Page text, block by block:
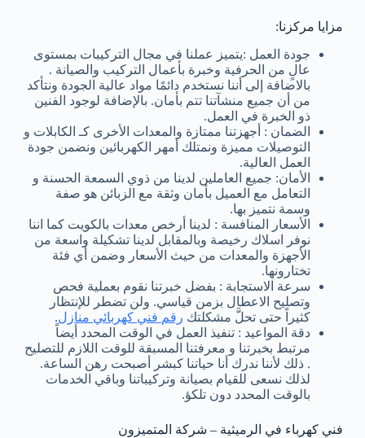
مزايا مركزنا:
جودة العمل :يتميز عملنا في مجال التركيبات بمستوى
عالٍ من الحرفية وخبرة بأعمال التركيب والصيانة .
بالاضافة إلى أننا نستخدم دائمًا مواد عالية الجودة ونتأكد
من أن جميع منشآتنا تتم بأمان. بالإضافة لوجود الفنين
ذو الخبرة في العمل.
الضمان : أجهزتنا ممتازة والمعدات الأخرى كـ الكابلات و
التوصيلات مميزة ونمتلك أمهر الكهربائين ونضمن جودة
العمل العالية.
الأمان: جميع العاملين لدينا من ذوي السمعة الحسنة و
التعامل مع العميل بأمان وثقة مع الزبائن هو صفة
وسمة نتميز بها.
الأسعار المنافسة : لدينا أرخص معدات بالكويت كما اننا
نوفر اسلاك رخيصة وبالمقابل لدينا تشكيلة واسعة من
الأجهزة والمعدات من حيث الأسعار وضمن أي فئة
تختارونها.
سرعة الاستجابة : بفضل خبرتنا نقوم بعملية فحص
وتصليح الاعطال بزمن قياسي. ولن تضطر للإنتظار
كثيراً حتى تحلَّ مشكلتك رقم فني كهربائي منازل.
دقة المواعيد : تنفيذ العمل في الوقت المحدد أيضاً
مرتبط بخبرتنا و معرفتنا المسبقة للوقت اللازم للتصليح
. ذلك لأننا ندرك أنا حياتنا كبشر أصبحت رهن الساعة.
لذلك نسعى للقيام بصيانة وتركيباتنا وباقي الخدمات
بالوقت المحدد دون تلكؤ.
فني كهرباء في الرميثية – شركة المتميزون